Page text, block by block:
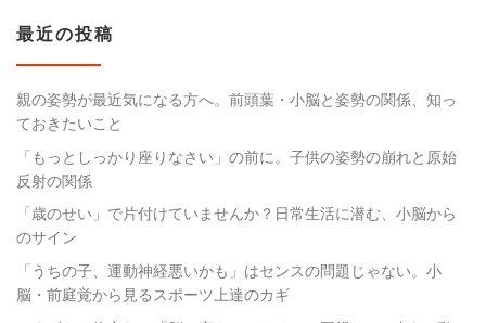
最近の投稿
親の姿勢が最近気になる方へ。前頭葉・小脳と姿勢の関係、知っ
ておきたいこと
「もっとしっかり座りなさい」の前に。子供の姿勢の崩れと原始
反射の関係
「歳のせい」で片付けていませんか？日常生活に潜む、小脳から
のサイン
「うちの子、運動神経悪いかも」はセンスの問題じゃない。小
脳・前庭覚から見るスポーツ上達のカギ